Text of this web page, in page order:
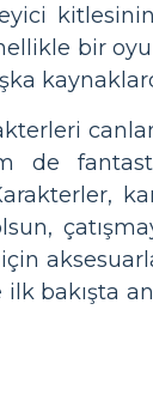
bir
fantastik
bakışta